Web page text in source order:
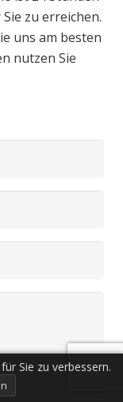
besten
nutzen Sie
Sie zu verbessern.